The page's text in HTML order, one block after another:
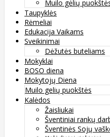
Muilo gėlių
Taupyklės
Rėmeliai
Edukacija Vaikams
Sveikinimai
Dėžutės buteliams
Mokyklai
BOSO diena
Mokytojų Diena
Muilo gelių puokštės
Kalėdos
Žaisliukai
Šventiniai rankų
Šventinės Sojų